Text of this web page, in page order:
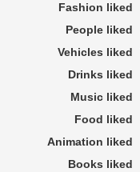
Fashion liked
People liked
Vehicles liked
Drinks liked
Music liked
Food liked
Animation liked
Books liked